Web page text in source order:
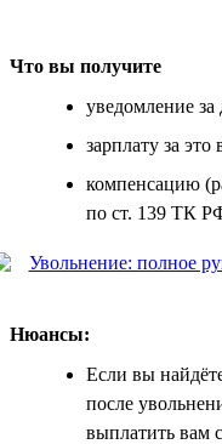
Что вы получите
уведомление за
зарплату за это
компенсацию
по ст. 139 ТК
Нюансы:
Если вы
после
выплатить вам